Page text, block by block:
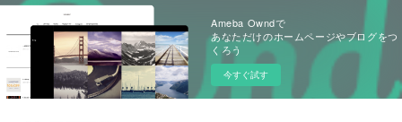
Ameba Owndで
あなただけのホームページやブログをつ
くろう
今すぐ試す